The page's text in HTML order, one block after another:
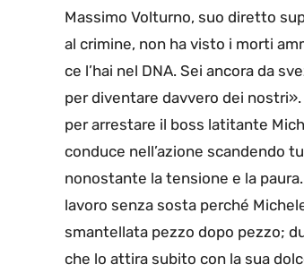
Massimo Volturno, suo diretto
al crimine, non ha visto i morti
ce l’hai nel DNA. Sei ancora da
per diventare davvero dei nostri».
per arrestare il boss latitante
conduce nell’azione scandendo
nonostante la tensione e la
lavoro senza sosta perché
smantellata pezzo dopo pezzo;
che lo attira subito con la sua